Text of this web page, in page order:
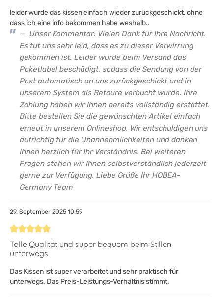
leider wurde das kissen einfach wieder zurückgeschickt, ohne
dass ich eine info bekommen habe weshalb..
Unser Kommentar: Vielen Dank für Ihre Nachricht.
Es tut uns sehr leid, dass es zu dieser Verwirrung
gekommen ist. Leider wurde beim Versand das
Paketlabel beschädigt, sodass die Sendung von der
Post automatisch an uns zurückgeschickt und in
unserem System als Retoure verbucht wurde. Ihre
Zahlung haben wir Ihnen bereits vollständig erstattet.
Bitte bestellen Sie die gewünschten Artikel einfach
erneut in unserem Onlineshop. Wir entschuldigen uns
aufrichtig für die Unannehmlichkeiten und danken
Ihnen herzlich für Ihr Verständnis. Bei weiteren
Fragen stehen wir Ihnen selbstverständlich jederzeit
gerne zur Verfügung. Liebe Grüße Ihr HOBEA-
Germany Team
29. September 2025 10:59
Bewertung mit 5 von 5 Sternen
Tolle Qualität und super bequem beim Stillen
unterwegs
Das Kissen ist super verarbeitet und sehr praktisch für
unterwegs. Das Preis-Leistungs-Verhältnis stimmt.